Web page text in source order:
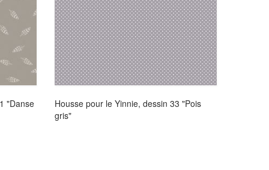
"Danse
Housse pour le Yinnie, dessin 33 "Pois
gris"